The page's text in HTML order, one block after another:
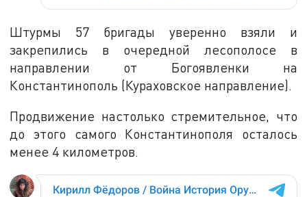
Штурмы 57 бригады уверенно взяли и
закрепились в очередной лесополосе в
направлении от Богоявленки на
Константинополь (Кураховское направление).
Продвижение настолько стремительное, что
до этого самого Константинополя осталось
менее 4 километров.